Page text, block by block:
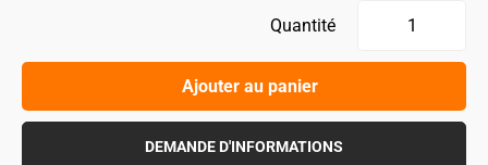
Quantité
Ajouter au panier
DEMANDE D'INFORMATIONS